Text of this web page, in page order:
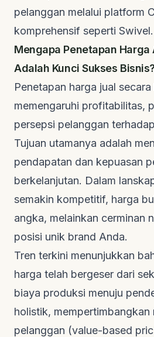
pelanggan melalui platform
komprehensif seperti Swivel.
Mengapa Penetapan
Adalah Kunci Sukses
Penetapan harga jual
memengaruhi profitabilitas,
persepsi pelanggan
Tujuan utamanya adalah
pendapatan dan kepuasan
berkelanjutan. Dalam
semakin kompetitif, harga
angka, melainkan cerminan
posisi unik brand Anda.
Tren terkini menunjukkan
harga telah bergeser dari
biaya produksi menuju
holistik, mempertimbangkan
pelanggan (value-based